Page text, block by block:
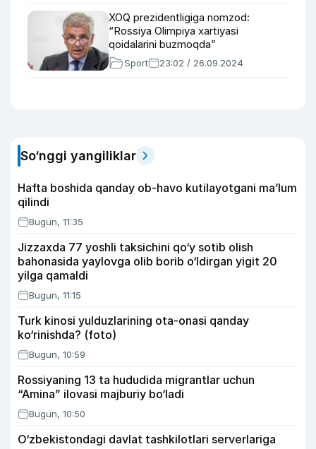
XOQ prezidentligiga nomzod:
“Rossiya Olimpiya xartiyasi
qoidalarini buzmoqda”
Sport 23:02 / 26.09.2024
So‘nggi yangiliklar
Hafta boshida qanday ob-havo kutilayotgani ma’lum
qilindi
Bugun, 11:35
Jizzaxda 77 yoshli taksichini qo‘y sotib olish
bahonasida yaylovga olib borib o‘ldirgan yigit 20
yilga qamaldi
Bugun, 11:15
Turk kinosi yulduzlarining ota-onasi qanday
ko‘rinishda? (foto)
Bugun, 10:59
Rossiyaning 13 ta hududida migrantlar uchun
“Amina” ilovasi majburiy bo‘ladi
Bugun, 10:50
O‘zbekistondagi davlat tashkilotlari serverlariga